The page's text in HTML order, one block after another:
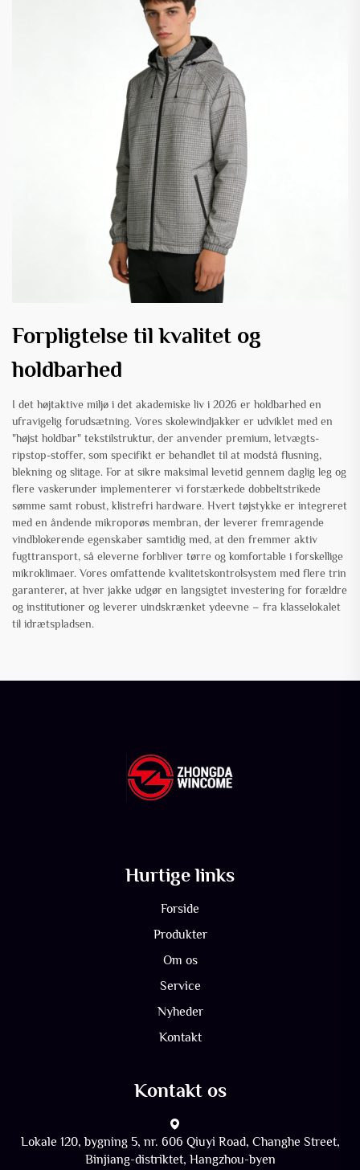
Forpligtelse til kvalitet og
holdbarhed
I det højtaktive miljø i det akademiske liv i 2026 er holdbarhed en
ufravigelig forudsætning. Vores skolewindjakker er udviklet med en
"højst holdbar" tekstilstruktur, der anvender premium, letvægts-
ripstop-stoffer, som specifikt er behandlet til at modstå flusning,
blekning og slitage. For at sikre maksimal levetid gennem daglig leg og
flere vaskerunder implementerer vi forstærkede dobbeltstrikede
sømme samt robust, klistrefri hardware. Hvert tøjstykke er integreret
med en åndende mikroporøs membran, der leverer fremragende
vindblokerende egenskaber samtidig med, at den fremmer aktiv
fugttransport, så eleverne forbliver tørre og komfortable i forskellige
mikroklimaer. Vores omfattende kvalitetskontrolsystem med flere trin
garanterer, at hver jakke udgør en langsigtet investering for forældre
og institutioner og leverer uindskrænket ydeevne – fra klasselokalet
til idrætspladsen.
Hurtige links
Forside
Produkter
Om os
Service
Nyheder
Kontakt
Kontakt os
Lokale 120, bygning 5, nr. 606 Qiuyi Road, Changhe Street,
Binjiang-distriktet, Hangzhou-byen